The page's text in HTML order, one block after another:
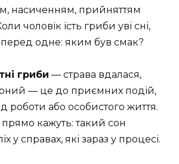
насиченням, прийняттям
чоловік їсть гриби уві сні,
одне: яким був смак?
гриби — страва вдалася,
— це до приємних подій,
роботи або особистого життя.
кажуть: такий сон
у справах, які зараз у процесі.